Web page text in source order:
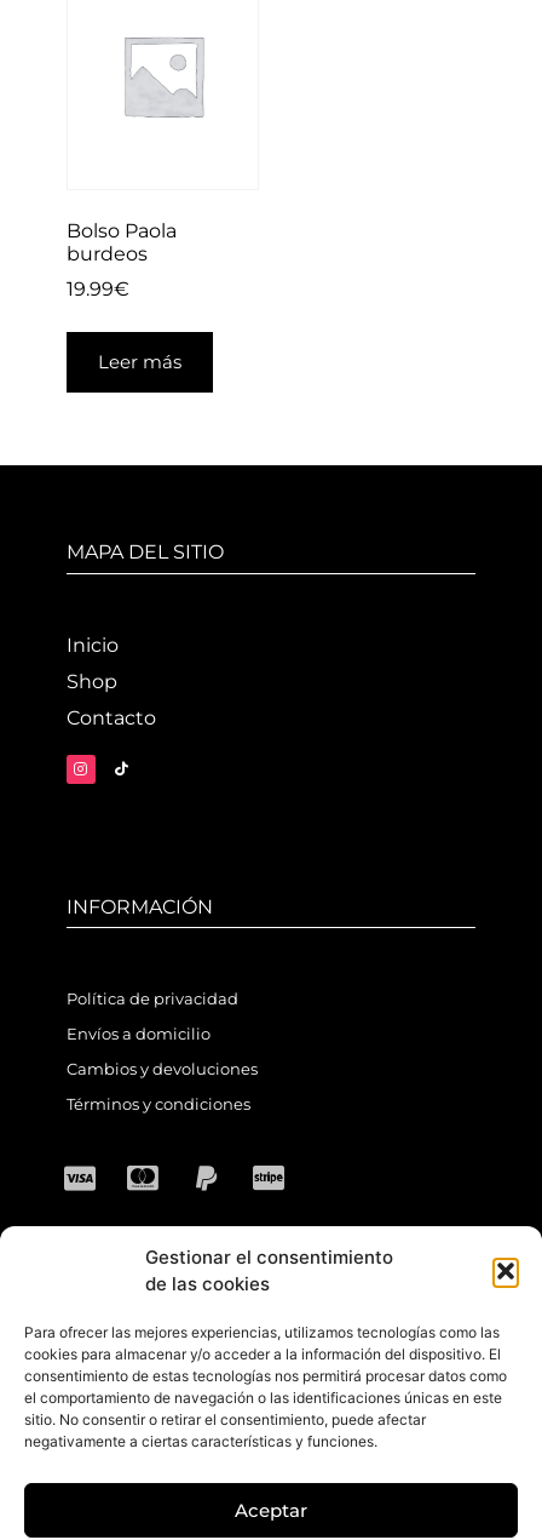
Gestionar el consentimiento
de las cookies
Para ofrecer las mejores experiencias, utilizamos tecnologías como las
cookies para almacenar y/o acceder a la información del dispositivo. El
consentimiento de estas tecnologías nos permitirá procesar datos como
el comportamiento de navegación o las identificaciones únicas en este
sitio. No consentir o retirar el consentimiento, puede afectar
negativamente a ciertas características y funciones.
Aceptar
Bolso Paola
burdeos
19.99€
Leer más
MAPA DEL SITIO
Inicio
Shop
Contacto
INFORMACIÓN
Política de privacidad
Envíos a domicilio
Cambios y devoluciones
Términos y condiciones
CONTACTO
Dirección: C. Sta. María Magdalena, 14,
41701 Dos Hermanas, Sevilla, España
Teléfono +34 694 46 69 91